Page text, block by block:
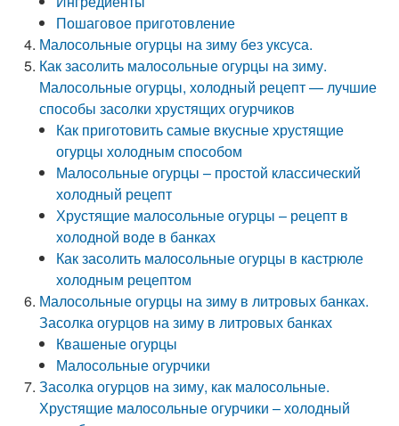
Пошаговое приготовление
Малосольные огурцы на зиму без уксуса.
Как засолить малосольные огурцы на зиму.
Малосольные огурцы, холодный рецепт — лучшие
способы засолки хрустящих огурчиков
Как приготовить самые вкусные хрустящие
огурцы холодным способом
Малосольные огурцы – простой классический
холодный рецепт
Хрустящие малосольные огурцы – рецепт в
холодной воде в банках
Как засолить малосольные огурцы в кастрюле
холодным рецептом
Малосольные огурцы на зиму в литровых банках.
Засолка огурцов на зиму в литровых банках
Квашеные огурцы
Малосольные огурчики
Засолка огурцов на зиму, как малосольные.
Хрустящие малосольные огурчики – холодный